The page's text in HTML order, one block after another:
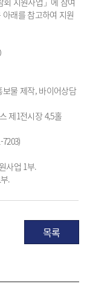
래를 참고하여 지원
보물 제작, 바이어상담
제1전시장 4,5홀
사업 1부.
.
목록